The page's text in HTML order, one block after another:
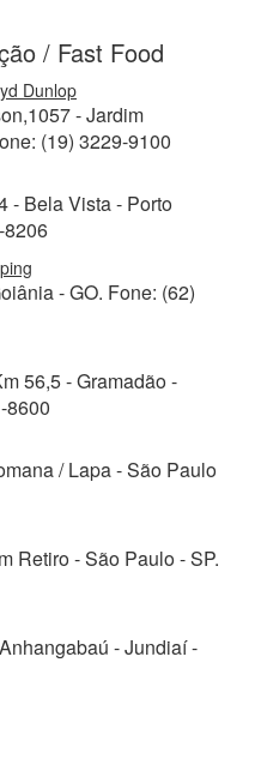
/ Fast Food
Dunlop
- Jardim
(19) 3229-9100
- Bela Vista - Porto
8206
- GO. Fone: (62)
56,5 - Gramadão -
8600
/ Lapa - São Paulo
Retiro - São Paulo - SP.
- Jundiaí -